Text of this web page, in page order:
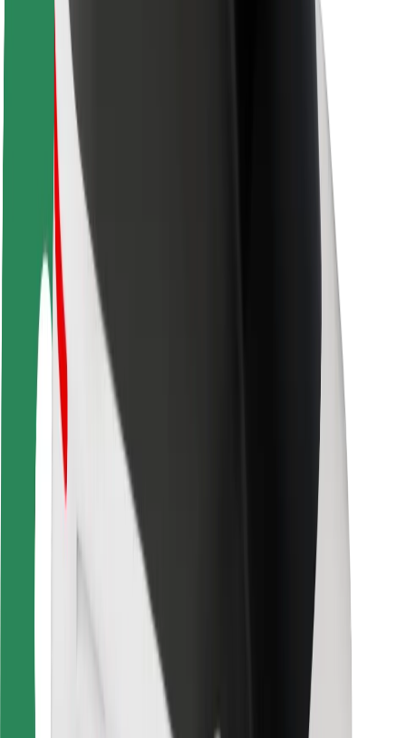
Kaupungit
Sijainnit
Kaupunkiratkaisut
Lentokentät
Boltin lataustelineet
Tuki
Matkustajille
Kuljettajille
Ruokaläheteille
Bolt Food
Fleet Ownereille
Ravintoloille
Bolt for Business
Jotain muuta
Tavarantoimittajille
Hanki kyyti hetkessä!